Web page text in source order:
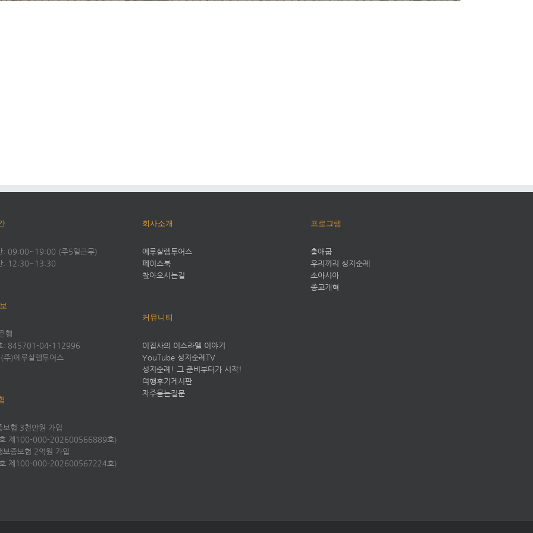
: 09:00~19:00 (주5일근무)
: 12:30~13:30
행
: 845701-04-112996
주)예루살렘투어스
보험 3천만원 가입
제100-000-202600566889호)
보증보험 2억원 가입
제100-000-202600567224호)
회사소개
예루살렘투어스
페이스북
찾아오시는길
커뮤니티
이집사의 이스라엘 이야기
YouTube 성지순례TV
성지순례! 그 준비부터가 시작!
여행후기게시판
자주묻는질문
프로그램
출애굽
우리끼리 성지순례
소아시아
종교개혁